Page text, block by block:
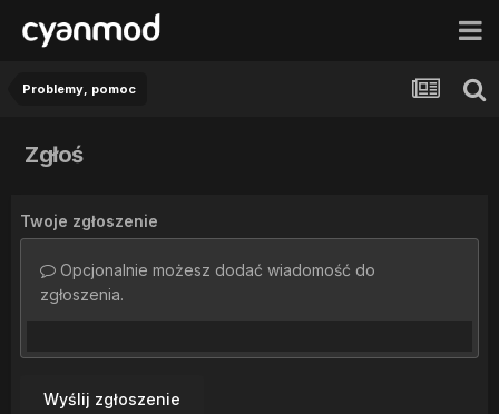
Problemy, pomoc
Zgłoś
Twoje zgłoszenie
Opcjonalnie możesz dodać wiadomość do
zgłoszenia.
Wyślij zgłoszenie